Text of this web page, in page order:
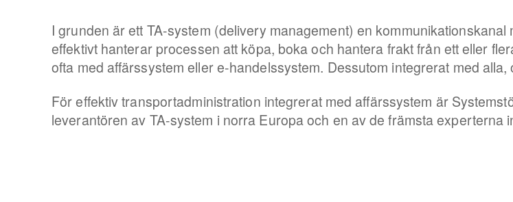
I grunden är ett TA-system (delivery management) en
effektivt hanterar processen att köpa, boka och hantera frakt från ett eller
ofta med affärssystem eller e-handelssystem. Dessutom integrerat med
För effektiv transportadministration integrerat med affärssystem är
leverantören av TA-system i norra Europa och en av de främsta experterna